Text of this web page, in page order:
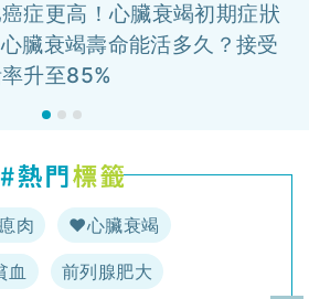
症更高！心臟衰竭初期症狀
臟衰竭壽命能活多久？接受
升至85%
肉 ♥️心臟衰竭
血 前列腺肥大